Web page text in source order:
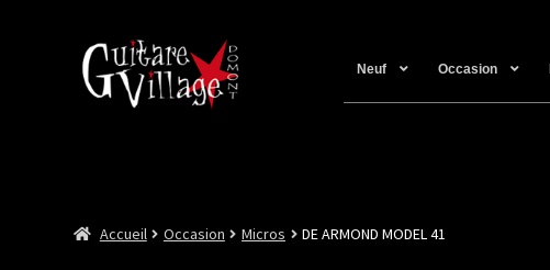
Neuf Occasion
Accueil Occasion Micros DE ARMOND MODEL 41